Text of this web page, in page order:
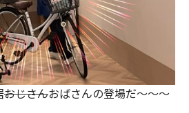
おじさんおばさんの登場だ～～～